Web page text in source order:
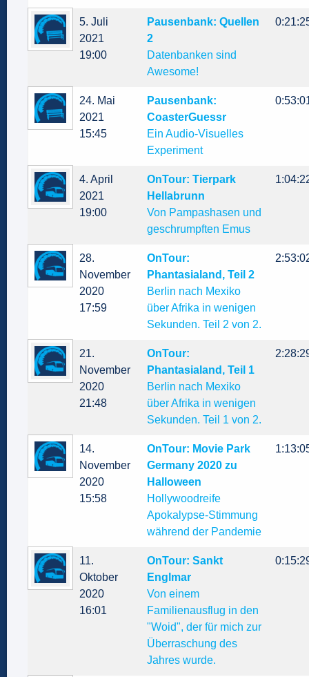
5. Juli
2021
19:00
Pausenbank: Quellen
2
Datenbanken sind
Awesome!
24. Mai
2021
15:45
Pausenbank:
CoasterGuessr
Ein Audio-Visuelles
Experiment
4. April
2021
19:00
OnTour: Tierpark
Hellabrunn
Von Pampashasen und
geschrumpften Emus
28.
November
2020
17:59
OnTour:
Phantasialand, Teil 2
Berlin nach Mexiko
über Afrika in wenigen
Sekunden. Teil 2 von 2.
21.
November
2020
21:48
OnTour:
Phantasialand, Teil 1
Berlin nach Mexiko
über Afrika in wenigen
Sekunden. Teil 1 von 2.
14.
November
2020
15:58
OnTour: Movie Park
Germany 2020 zu
Halloween
Hollywoodreife
Apokalypse-Stimmung
während der Pandemie
11.
Oktober
2020
16:01
OnTour: Sankt
Englmar
Von einem
Familienausflug in den
"Woid", der für mich zur
Überraschung des
Jahres wurde.